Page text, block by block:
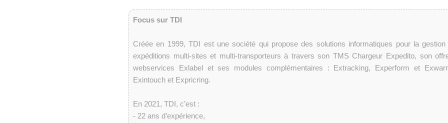
Focus sur TDI
Créée en 1999, TDI est une société qui propose des solutions informatiques pour la gestion
expéditions multi-sites et multi-transporteurs à travers son TMS Chargeur Expedito, son
webservices Exlabel et ses modules complémentaires : Extracking, Experform et
Exintouch et Expricring.
En 2021, TDI, c’est :
- 22 ans d’expérience,